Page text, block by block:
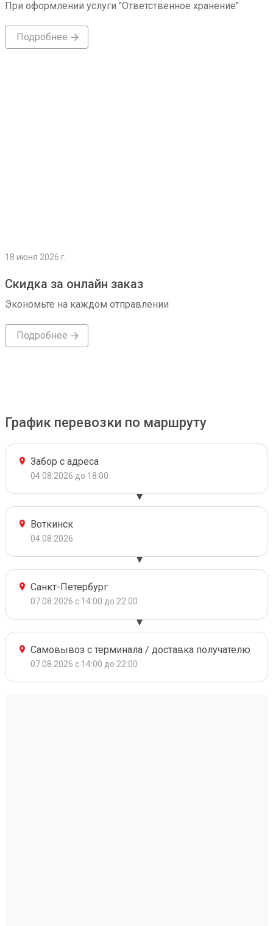
При оформлении услуги "Ответственное хранение"
Подробнее
18 июня 2026 г.
Скидка за онлайн заказ
Экономьте на каждом отправлении
Подробнее
График перевозки по маршруту
Забор с адреса
04.08.2026 до 18:00
Воткинск
04.08.2026
Санкт-Петербург
07.08.2026 с 14:00 до 22:00
Самовывоз с терминала / доставка получателю
07.08.2026 с 14:00 до 22:00